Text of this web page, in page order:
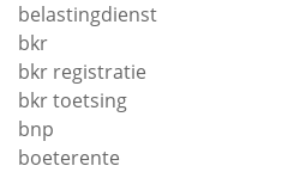
belastingdienst
bkr
bkr registratie
bkr toetsing
bnp
boeterente